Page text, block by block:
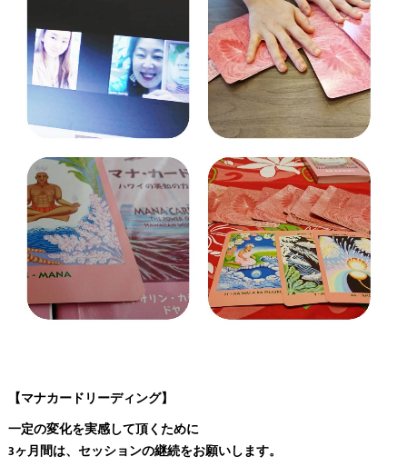
【マナカードリーディング】
一定の変化を実感して頂くために
3ヶ月間は、セッションの継続をお願いします。